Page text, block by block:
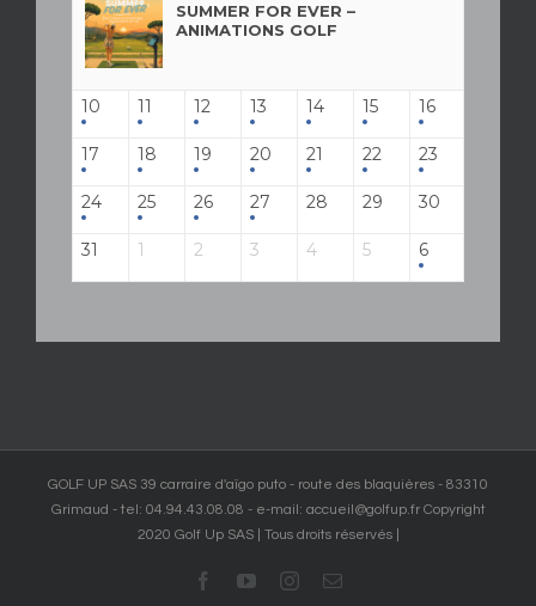
SUMMER FOR EVER –
ANIMATIONS GOLF
10 11 12 13 14 15 16
17 18 19 20 21 22 23
24 25 26 27 28 29 30
31 1 2 3 4 5 6
GOLF UP SAS 39 carraire d'aïgo puto - route des blaquières - 83310
Grimaud - tel: 04.94.43.08.08 - e-mail: accueil@golfup.fr Copyright
2020 Golf Up SAS | Tous droits réservés |
FacebookYouTubeInstagram
Email